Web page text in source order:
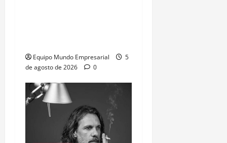
Equipo Mundo Empresarial
5
de agosto de 2026
0